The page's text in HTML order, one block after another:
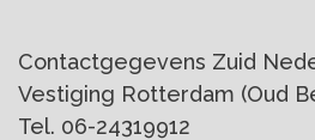
Contactgegevens Zuid
Vestiging Rotterdam (Oud
Tel. 06-24319912